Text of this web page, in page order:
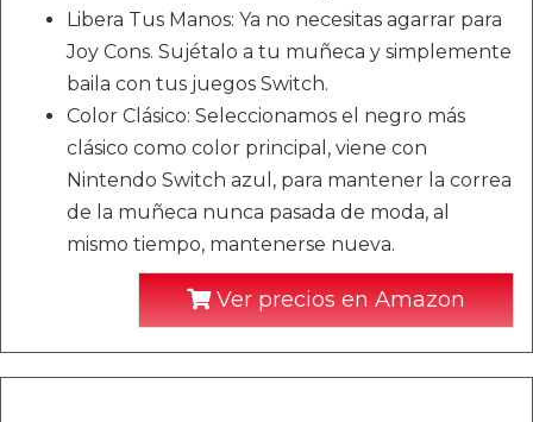
Libera Tus Manos: Ya no necesitas agarrar para
Joy Cons. Sujétalo a tu muñeca y simplemente
baila con tus juegos Switch.
Color Clásico: Seleccionamos el negro más
clásico como color principal, viene con
Nintendo Switch azul, para mantener la correa
de la muñeca nunca pasada de moda, al
mismo tiempo, mantenerse nueva.
Ver precios en Amazon